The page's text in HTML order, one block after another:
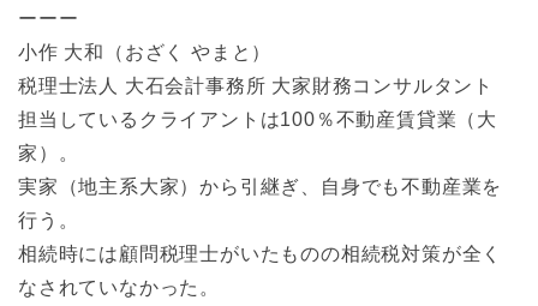
ーーー
小作 大和（おざく やまと）
税理士法人 大石会計事務所 大家財務コンサルタント
担当しているクライアントは100％不動産賃貸業（大
家）。
実家（地主系大家）から引継ぎ、自身でも不動産業を
行う。
相続時には顧問税理士がいたものの相続税対策が全く
なされていなかった。